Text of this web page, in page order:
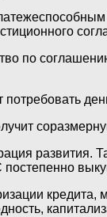
по
развития.
постепенно